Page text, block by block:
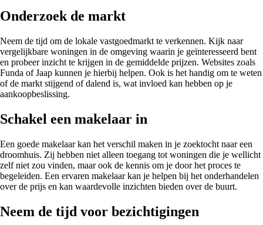
Onderzoek de markt
Neem de tijd om de lokale vastgoedmarkt te verkennen. Kijk naar
vergelijkbare woningen in de omgeving waarin je geïnteresseerd bent
en probeer inzicht te krijgen in de gemiddelde prijzen. Websites zoals
Funda of Jaap kunnen je hierbij helpen. Ook is het handig om te weten
of de markt stijgend of dalend is, wat invloed kan hebben op je
aankoopbeslissing.
Schakel een makelaar in
Een goede makelaar kan het verschil maken in je zoektocht naar een
droomhuis. Zij hebben niet alleen toegang tot woningen die je wellicht
zelf niet zou vinden, maar ook de kennis om je door het proces te
begeleiden. Een ervaren makelaar kan je helpen bij het onderhandelen
over de prijs en kan waardevolle inzichten bieden over de buurt.
Neem de tijd voor bezichtigingen